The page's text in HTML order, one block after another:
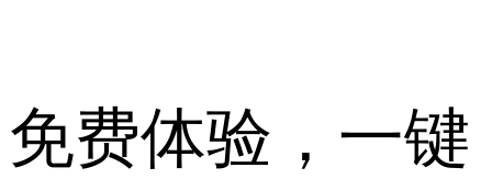
免费体验，一键